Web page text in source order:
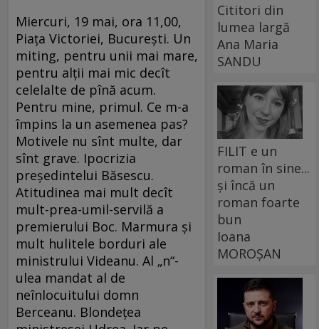
Miercuri, 19 mai, ora 11,00,
Piaţa Victoriei, Bucureşti. Un
miting, pentru unii mai mare,
pentru alţii mai mic decît
celelalte de pînă acum.
Pentru mine, primul. Ce m-a
împins la un asemenea pas?
Motivele nu sînt multe, dar
sînt grave. Ipocrizia
preşedintelui Băsescu.
Atitudinea mai mult decît
mult-prea-umil-servilă a
premierului Boc. Marmura şi
mult hulitele borduri ale
ministrului Videanu. Al „n“-
ulea mandat al de
neînlocuitului domn
Berceanu. Blondeţea
Cititori din
lumea largă
Ana Maria
SANDU
FILIT e un
roman în sine...
și încă un
roman foarte
bun
Ioana
MOROȘAN